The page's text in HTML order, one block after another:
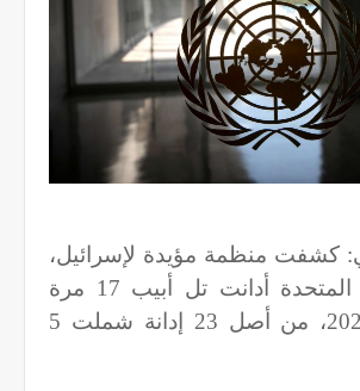
كشفت منظمة مؤيدة لإسرائيل،
عن أن الأمم المتحدة أدانت تل أبيب 17 مرة
خلال العام 2020، من أصل 23 إدانة شملت 5